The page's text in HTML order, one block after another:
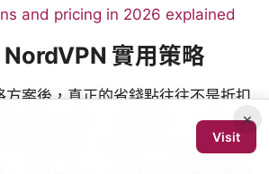
and pricing in 2026 explained
實用策略
方案後，真正的省錢點往往不是折扣
需求的敏感度。我觀察到，多數用戶
案間徘徊，卻忽略了功能組合與退
×
Visit